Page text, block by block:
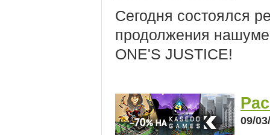
Сегодня состоялся
продолжения
ONE'S JUSTICE!
09/